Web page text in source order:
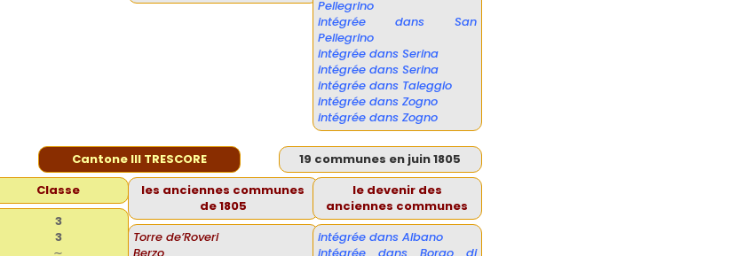
Pellegrino
intégrée dans San
Pellegrino
intégrée dans Serina
intégrée dans Serina
intégrée dans Taleggio
intégrée dans Zogno
intégrée dans Zogno
Cantone III TRESCORE
19 communes en juin 1805
Classe
3
3
∼
les anciennes communes
de 1805
Torre de’Roveri
Berzo
le devenir des
anciennes communes
intégrée dans Albano
intégrée dans Borgo di